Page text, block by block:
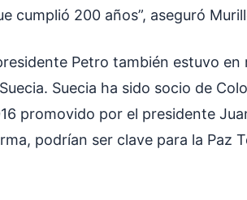
cumplió 200 años”, aseguró
Petro también estuvo en
Suecia ha sido socio de
promovido por el presidente
podrían ser clave para la Paz